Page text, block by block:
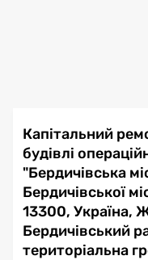
Капітальний
будівлі
"Бердичівська
Бердичівської
13300, Україна,
Бердичівський
територіальна